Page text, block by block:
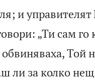
и
„Ти сам го
ли за колко